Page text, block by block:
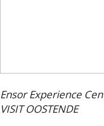
Ensor Experience
VISIT OOSTENDE